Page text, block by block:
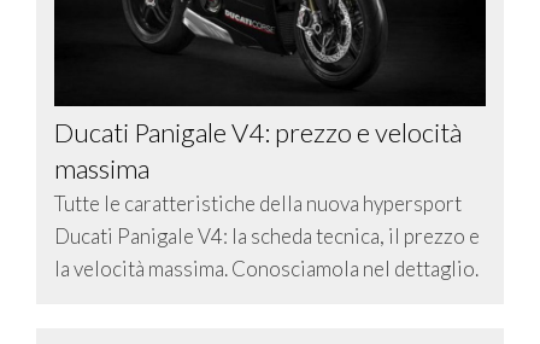
Ducati Panigale V4: prezzo e velocità
massima
Tutte le caratteristiche della nuova hypersport
Ducati Panigale V4: la scheda tecnica, il prezzo e
la velocità massima. Conosciamola nel dettaglio.